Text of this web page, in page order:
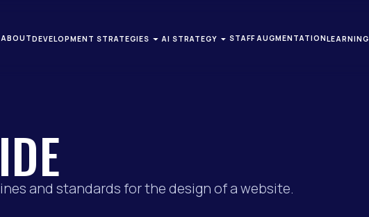
ABOUTDEVELOPMENT STRATEGIES AI STRATEGY STAFF AUGMENTATIONLEARNING
and standards for the design of a website.